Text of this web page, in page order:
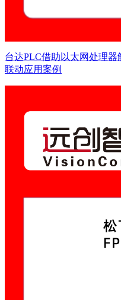
台达PLC借助以太网处理
联动应用案例